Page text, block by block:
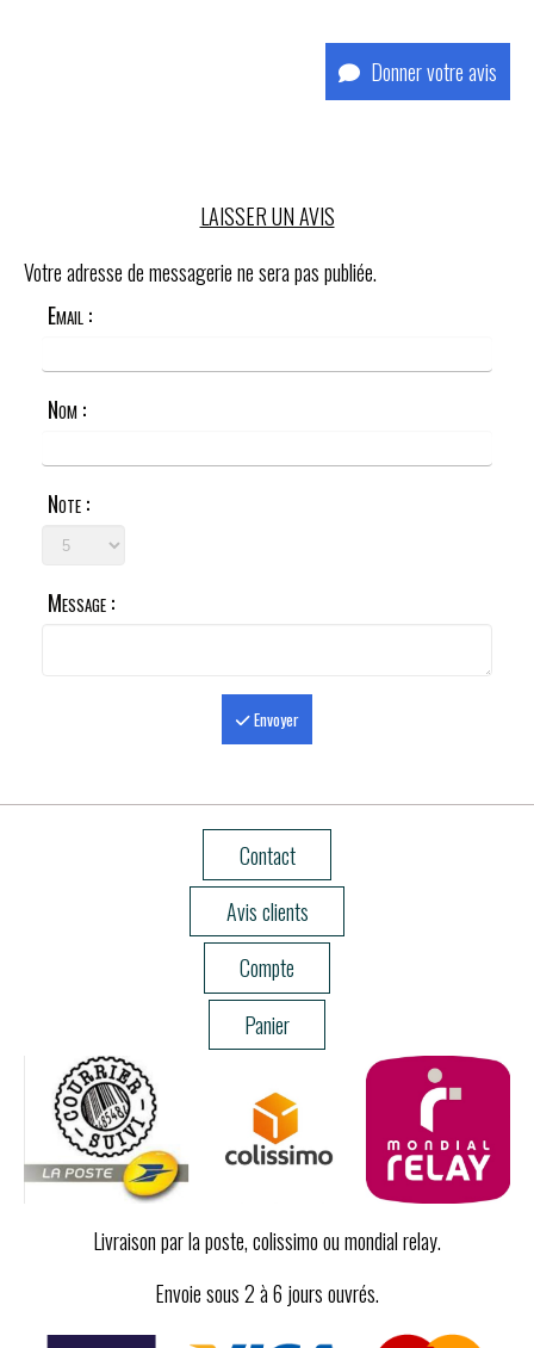
Donner votre avis
LAISSER UN AVIS
Votre adresse de messagerie ne sera pas publiée.
Email :
Nom :
Note :
Message :
Envoyer
Contact
Avis clients
Compte
Panier
Livraison par la poste, colissimo ou mondial relay.
Envoie sous 2 à 6 jours ouvrés.